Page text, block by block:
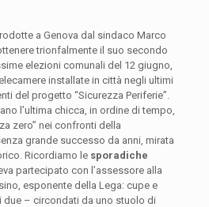
a Genova dal sindaco Marco
trionfalmente il suo secondo
elezioni comunali del 12 giugno,
installate in città negli ultimi
del progetto “Sicurezza Periferie”.
l’ultima chicca, in ordine di tempo,
zero” nei confronti della
grande successo da anni, mirata
Ricordiamo le sporadiche
partecipato con l’assessore alla
esponente della Lega: cupe e
– circondati da uno stuolo di